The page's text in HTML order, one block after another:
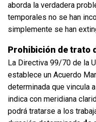
aborda la verdadera
temporales no se han
simplemente se han
Prohibición de trato
La Directiva 99/70 de la
establece un Acuerdo
determinada que vincula
indica con meridiana
podrá tratarse a los